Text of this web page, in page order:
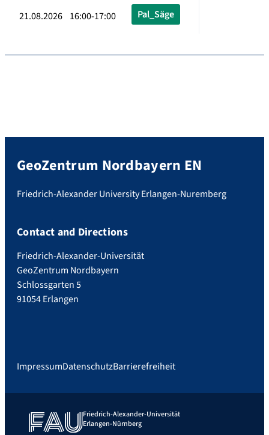
21.08.2026 16:00-17:00 Pal_Säge
GeoZentrum Nordbayern EN
Friedrich-Alexander University Erlangen-Nuremberg
Contact and Directions
Friedrich-Alexander-Universität
GeoZentrum Nordbayern
Schlossgarten 5
91054 Erlangen
ImpressumDatenschutzBarrierefreiheit
Friedrich-Alexander-Universität
Erlangen-Nürnberg